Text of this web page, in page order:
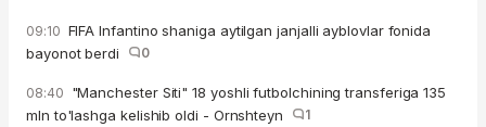
09:10 FIFA Infantino shaniga aytilgan janjalli ayblovlar fonida
bayonot berdi
0
08:40 "Manchester Siti" 18 yoshli futbolchining transferiga 135
mln to'lashga kelishib oldi - Ornshteyn
1